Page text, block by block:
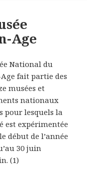
Age
National du
fait partie des
musées et
nationaux
pour lesquels la
est expérimentée
début de l’année
30 juin
(1)